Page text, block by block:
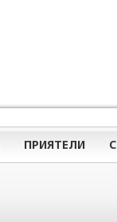
ПРИЯТЕЛИ